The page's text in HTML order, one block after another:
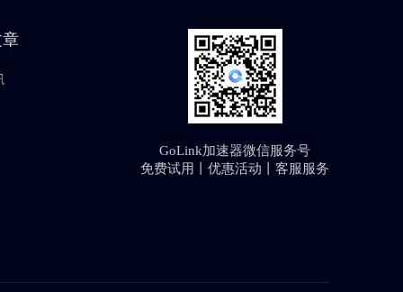
GoLink加速器微信服务号
免费试用丨优惠活动丨客服服务